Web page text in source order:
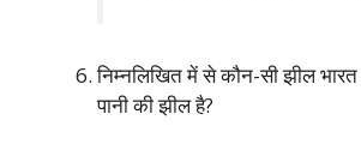
निम्नलिखित में से कौन-सी झील
पानी की झील है?